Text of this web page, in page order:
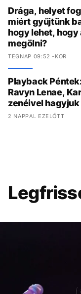
Drága, helyet
miért gyűjtünk
hogy lehet,
megölni?
TEGNAP 09:52 -KOR
Playback
Ravyn Lenae,
zenéivel
2 NAPPAL EZELŐTT